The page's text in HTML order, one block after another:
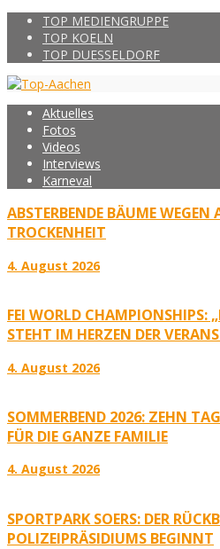
TOP MEDIENGRUPPE
TOP KOELN
TOP DUESSELDORF
Aktuelles
Fotos
Videos
Interviews
Karneval
ABSTERBENDE BÄUME WEGEN
TROCKENHEIT
4. August 2026
FEI WORLD CHAMPIONSHIPS:
STEHT IM HERZEN DER
4. August 2026
SOMMERBEND 2026: ZEHN
FÜR DIE GANZE FAMILIE
4. August 2026
SPORTPARK SOERS: DER
POLIZEIPRÄSIDIUMS BEGINNT